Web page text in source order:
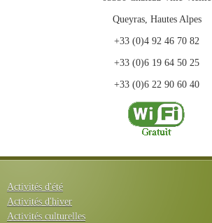
Queyras, Hautes Alpes
+33 (0)4 92 46 70 82
+33 (0)6 19 64 50 25
+33 (0)6 22 90 60 40
Activités d'été
Activités d'hiver
Activités culturelles